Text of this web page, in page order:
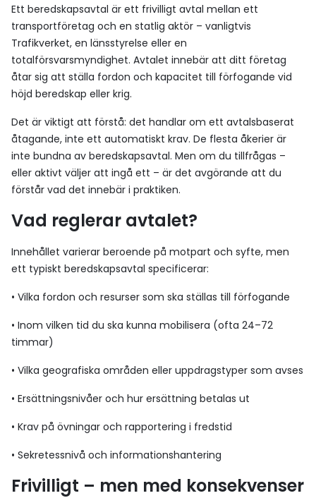
Ett beredskapsavtal är ett frivilligt avtal mellan ett
transportföretag och en statlig aktör – vanligtvis
Trafikverket, en länsstyrelse eller en
totalförsvarsmyndighet. Avtalet innebär att ditt företag
åtar sig att ställa fordon och kapacitet till förfogande vid
höjd beredskap eller krig.
Det är viktigt att förstå: det handlar om ett avtalsbaserat
åtagande, inte ett automatiskt krav. De flesta åkerier är
inte bundna av beredskapsavtal. Men om du tillfrågas –
eller aktivt väljer att ingå ett – är det avgörande att du
förstår vad det innebär i praktiken.
Vad reglerar avtalet?
Innehållet varierar beroende på motpart och syfte, men
ett typiskt beredskapsavtal specificerar:
• Vilka fordon och resurser som ska ställas till förfogande
• Inom vilken tid du ska kunna mobilisera (ofta 24–72
timmar)
• Vilka geografiska områden eller uppdragstyper som avses
• Ersättningsnivåer och hur ersättning betalas ut
• Krav på övningar och rapportering i fredstid
• Sekretessnivå och informationshantering
Frivilligt – men med konsekvenser